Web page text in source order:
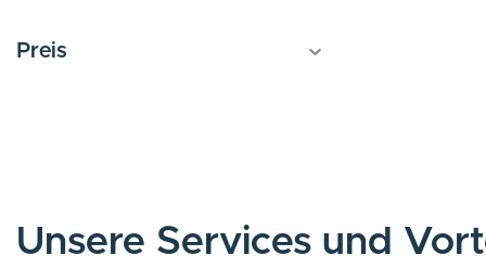
Preis
Unsere Services und